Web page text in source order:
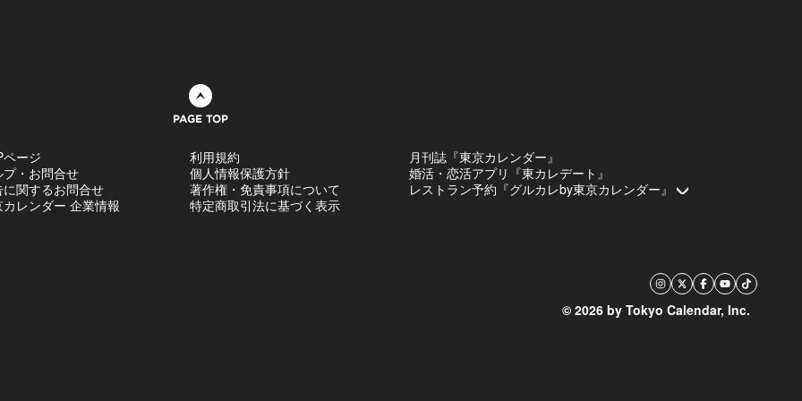
ページ
プ・お問合せ
に関するお問合せ
カレンダー 企業情報
利用規約
個人情報保護方針
著作権・免責事項について
特定商取引法に基づく表示
月刊誌『東京カレンダー』
婚活・恋活アプリ『東カレデート』
レストラン予約『グルカレby東京カレンダー』
© 2026 by Tokyo Calendar, Inc.